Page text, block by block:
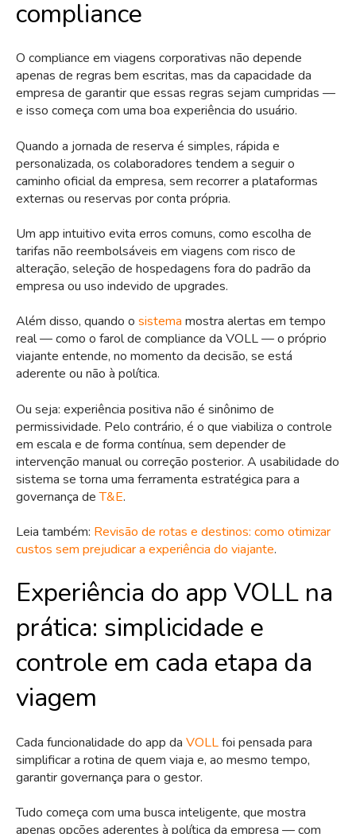
compliance
O compliance em viagens corporativas não depende
apenas de regras bem escritas, mas da capacidade da
empresa de garantir que essas regras sejam cumpridas —
e isso começa com uma boa experiência do usuário.
Quando a jornada de reserva é simples, rápida e
personalizada, os colaboradores tendem a seguir o
caminho oficial da empresa, sem recorrer a plataformas
externas ou reservas por conta própria.
Um app intuitivo evita erros comuns, como escolha de
tarifas não reembolsáveis em viagens com risco de
alteração, seleção de hospedagens fora do padrão da
empresa ou uso indevido de upgrades.
Além disso, quando o sistema mostra alertas em tempo
real — como o farol de compliance da VOLL — o próprio
viajante entende, no momento da decisão, se está
aderente ou não à política.
Ou seja: experiência positiva não é sinônimo de
permissividade. Pelo contrário, é o que viabiliza o controle
em escala e de forma contínua, sem depender de
intervenção manual ou correção posterior. A usabilidade do
sistema se torna uma ferramenta estratégica para a
governança deT&E.
Leia também: Revisão de rotas e destinos: como otimizar
custos sem prejudicar a experiência do viajante.
Experiência do app VOLL na
prática: simplicidade e
controle em cada etapa da
viagem
Cada funcionalidade do app da VOLLfoi pensada para
simplificar a rotina de quem viaja e, ao mesmo tempo,
garantir governança para o gestor.
Tudo começa com uma busca inteligente, que mostra
apenas opções aderentes à política da empresa — com